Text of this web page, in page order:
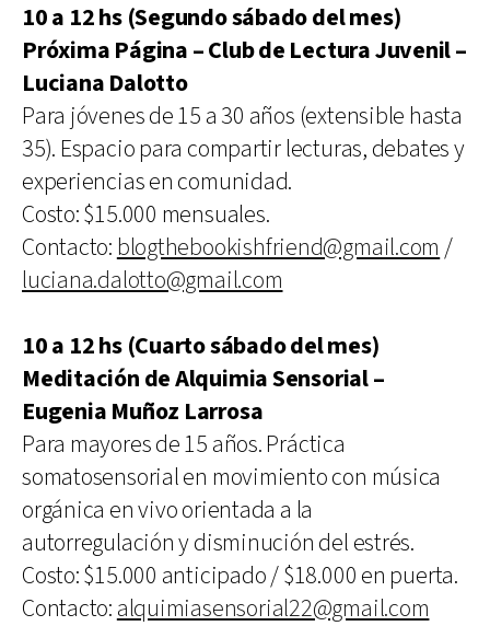
10 a 12 hs (Segundo sábado del mes)
Próxima Página – Club de Lectura Juvenil –
Luciana Dalotto
Para jóvenes de 15 a 30 años (extensible hasta
35). Espacio para compartir lecturas, debates y
experiencias en comunidad.
Costo: $15.000 mensuales.
Contacto: blogthebookishfriend@gmail.com /
luciana.dalotto@gmail.com
10 a 12 hs (Cuarto sábado del mes)
Meditación de Alquimia Sensorial –
Eugenia Muñoz Larrosa
Para mayores de 15 años. Práctica
somatosensorial en movimiento con música
orgánica en vivo orientada a la
autorregulación y disminución del estrés.
Costo: $15.000 anticipado / $18.000 en puerta.
Contacto: alquimiasensorial22@gmail.com